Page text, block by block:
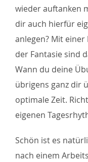
wieder auftanken
dir auch hierfür
anlegen? Mit einer
der Fantasie sind
Wann du deine
übrigens ganz dir
optimale Zeit.
eigenen
Schön ist es
nach einem